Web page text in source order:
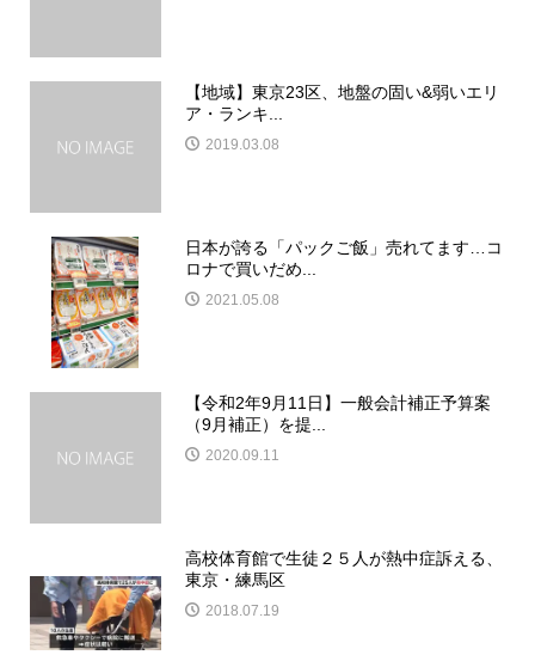
【地域】東京23区、地盤の固い&弱いエリ
ア・ランキ...
2019.03.08
日本が誇る「パックご飯」売れてます…コ
ロナで買いだめ...
2021.05.08
【令和2年9月11日】一般会計補正予算案
（9月補正）を提...
2020.09.11
高校体育館で生徒２５人が熱中症訴える、
東京・練馬区
2018.07.19